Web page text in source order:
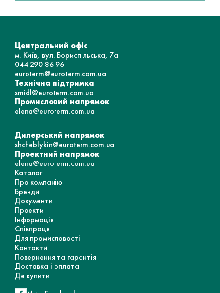
Центральний офіс
м. Київ, вул. Бориспільська, 7а
044 290 86 96
euroterm@euroterm.com.ua
Технічна підтримка
smidl@euroterm.com.ua
Промисловий напрямок
elena@euroterm.com.ua
Дилерський напрямок
shcheblykin@euroterm.com.ua
Проектний напрямок
elena@euroterm.com.ua
Каталог
Про компанію
Бренди
Документи
Проекти
Інформація
Співпраця
Для промисловості
Контакти
Повернення та гарантія
Доставка і оплата
Де купити